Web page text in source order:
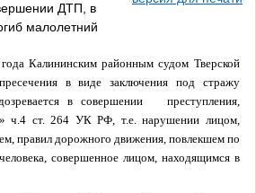
ДТП, в
малолетний
Калининским районным судом Тверской
в виде заключения под стражу
в совершении преступления,
ч.4 ст. 264 УК РФ, т.е. нарушении лицом,
правил дорожного движения, повлекшем по
совершенное лицом, находящимся в